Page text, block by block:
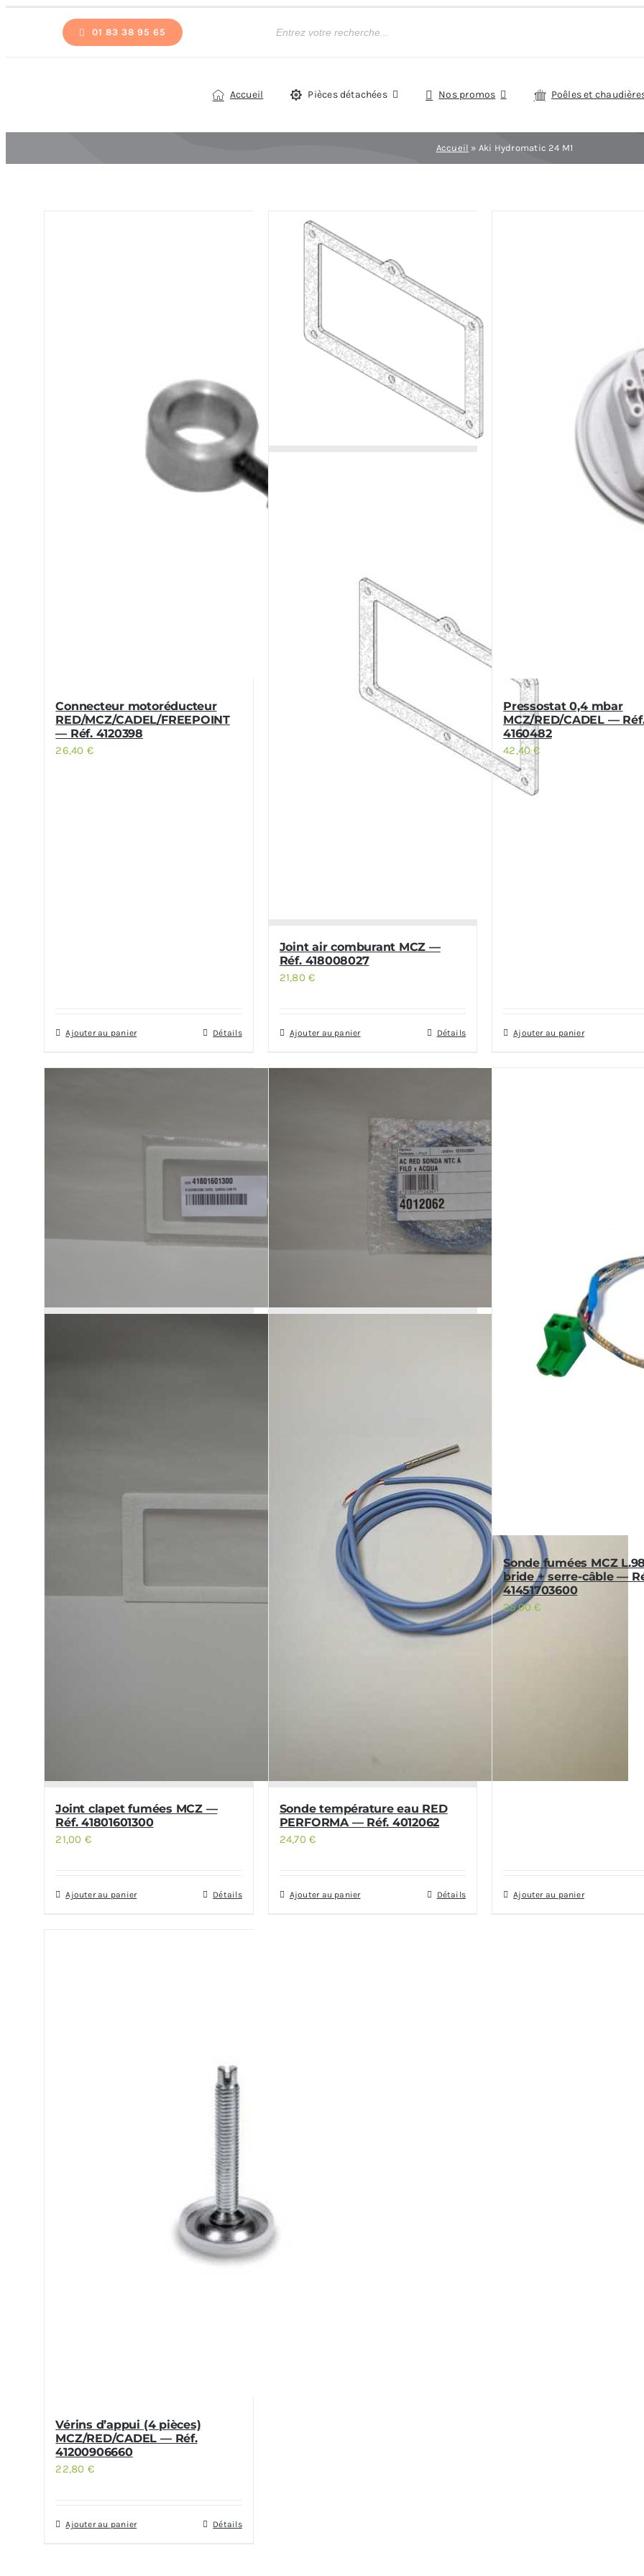
01 83 38 95 65
de
Accueil Pièces détachées Nos promos Poêles et
Accueil » Aki Hydromatic 24 M1
Connecteur motoréducteur
RED/MCZ/CADEL/FREEPOINT
— Réf. 4120398
26,40 €
Ajouter au panier Détails
Joint air comburant MCZ —
Réf. 418008027
21,80€
Ajouter au panier Détails
Pressostat 0,4 mbar
MCZ/RED/CADEL —
4160482
42,40€
Ajouter au panier
Joint clapet fumées MCZ —
Réf. 41801601300
21,00 €
Ajouter au panier Détails
Sonde température eau RED
PERFORMA — Réf. 4012062
24,70€
Ajouter au panier Détails
Sonde fumées MCZ
bride + serre-câble —
41451703600
25,00€
Ajouter au panier
Vérins d’appui (4 pièces)
MCZ/RED/CADEL — Réf.
41200906660
22,80 €
Ajouter au panier Détails